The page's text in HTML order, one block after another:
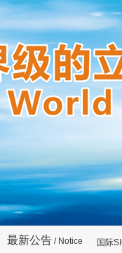
最新公告 / Notice
国际
李超
国际